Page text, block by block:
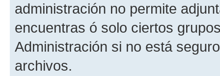
administración no permite
encuentras ó solo ciertos
Administración si no está
archivos.